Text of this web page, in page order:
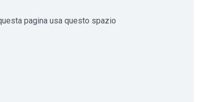
pagina usa questo spazio